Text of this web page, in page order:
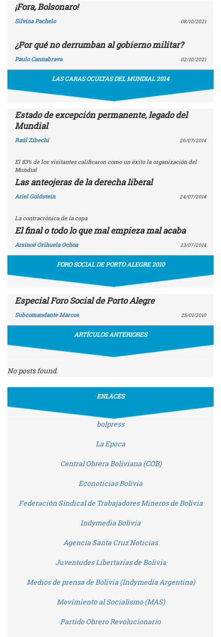
¡Fora, Bolsonaro!
Silvina Pachelo 08/10/2021
¿Por qué no derrumban al gobierno militar?
Paulo Cannabrava 02/10/2021
LAS CARAS OCULTAS DEL MUNDIAL 2014
Estado de excepción permanente, legado del
Mundial
Raúl Zibechi 26/07/2014
El 83% de los visitantes calificaron como un éxito la organización del
Mundial
Las anteojeras de la derecha liberal
Ariel Goldstein 24/07/2014
La contracrónica de la copa
El final o todo lo que mal empieza mal acaba
Arsinoé Orihuela Ochoa 23/07/2014
FORO SOCIAL DE PORTO ALEGRE 2010
Especial Foro Social de Porto Alegre
Subcomandante Marcos 25/01/2010
ARTÍCULOS ANTERIORES
No posts found.
ENLACES
bolpress
La Epoca
Central Obrera Boliviana (COB)
Econoticias Bolivia
Federación Sindical de Trabajadores Mineros de Bolivia
Indymedia Bolivia
Agencia Santa Cruz Noticias
Juventudes Libertarias de Bolivia
Medios de prensa de Bolivia (Indymedia Argentina)
Movimiento al Socialismo (MAS)
Partido Obrero Revolucionario